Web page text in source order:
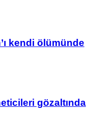
kendi ölümünde
gözaltında